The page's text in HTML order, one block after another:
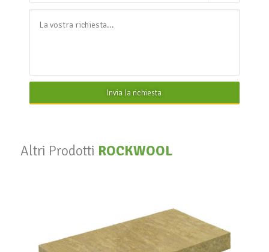
Invia la richiesta
Altri Prodotti ROCKWOOL
211 compresso